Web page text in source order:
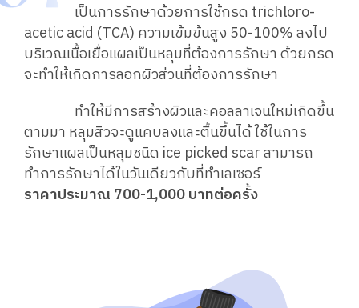
เป็นการรักษาด้วยการใช้กรด trichloro-
acetic acid (TCA) ความเข้มข้นสูง 50-100% ลงไป
บริเวณเนื้อเยื่อแผลเป็นหลุมที่ต้องการรักษา ด้วยกรด
จะทำให้เกิดการลอกผิวส่วนที่ต้องการรักษา
ทำให้มีการสร้างผิวและคอลลาเจนใหม่เกิดขึ้น
ตามมา หลุมสิวจะดูแคบลงและตื้นขึ้นได้ ใช้ในการ
รักษาแผลเป็นหลุมชนิด ice picked scar สามารถ
ทำการรักษาได้ในวันเดียวกับที่ทำเลเซอร์
ราคาประมาณ 700-1,000 บาทต่อครั้ง